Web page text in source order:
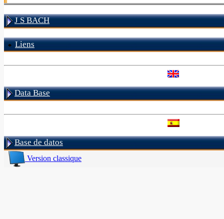
J S BACH
Liens
Data Base
Base de datos
Version classique